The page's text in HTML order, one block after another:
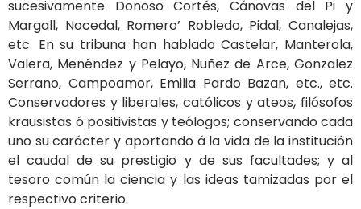
sucesivamente Donoso Cortés, Cánovas del Pi y
Margall, Nocedal, Romero’ Robledo, Pidal, Canalejas,
etc. En su tribuna han hablado Castelar, Manterola,
Valera, Menéndez y Pelayo, Nuñez de Arce, Gonzalez
Serrano, Campoamor, Emilia Pardo Bazan, etc., etc.
Conservadores y liberales, católicos y ateos, filósofos
krausistas ó positivistas y teólogos; conservando cada
uno su carácter y aportando á la vida de la institución
el caudal de su prestigio y de sus facultades; y al
tesoro común la ciencia y las ideas tamizadas por el
respectivo criterio.